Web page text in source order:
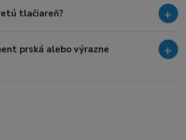
tlačiareň?
prská alebo výrazne